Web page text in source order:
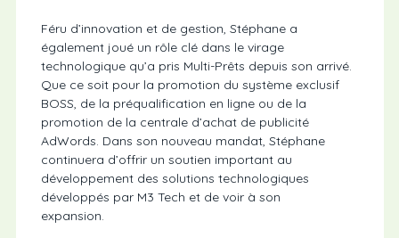
Féru d’innovation et de gestion, Stéphane a
également joué un rôle clé dans le virage
technologique qu’a pris Multi-Prêts depuis son arrivé.
Que ce soit pour la promotion du système exclusif
BOSS, de la préqualification en ligne ou de la
promotion de la centrale d’achat de publicité
AdWords. Dans son nouveau mandat, Stéphane
continuera d’offrir un soutien important au
développement des solutions technologiques
développés par M3 Tech et de voir à son
expansion.